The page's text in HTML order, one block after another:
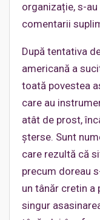
organizație, s-
comentarii
După tentativa
americană a
toată povestea
care au
atât de prost,
șterse. Sunt
care rezultă că
precum doreau
un tânăr cretin a
singur